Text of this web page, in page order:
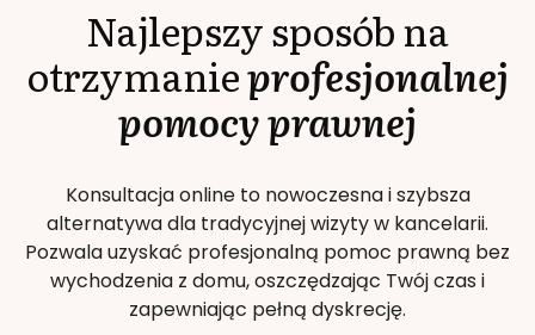
Najlepszy sposób na
otrzymanieprofesjonalnej
pomocy prawnej
Konsultacja online to nowoczesna i szybsza
alternatywa dla tradycyjnej wizyty w kancelarii.
Pozwala uzyskać profesjonalną pomoc prawną bez
wychodzenia z domu, oszczędzając Twój czas i
zapewniając pełną dyskrecję.